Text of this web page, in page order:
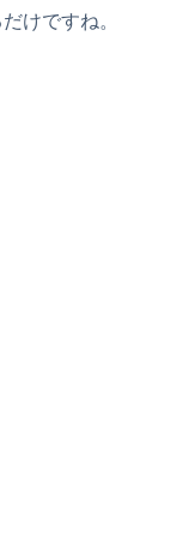
けですね。